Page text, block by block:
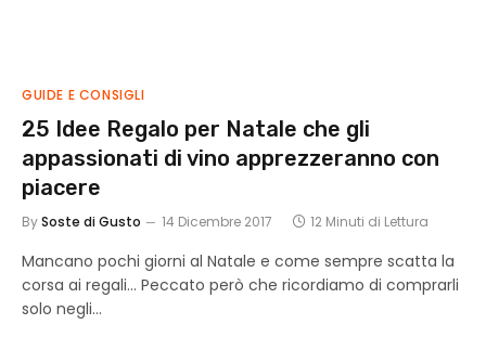
GUIDE E CONSIGLI
25 Idee Regalo per Natale che gli
appassionati di vino apprezzeranno con
piacere
BySoste di Gusto 14 Dicembre 2017 12 Minuti di Lettura
Mancano pochi giorni al Natale e come sempre scatta la
corsa ai regali… Peccato però che ricordiamo di comprarli
solo negli…